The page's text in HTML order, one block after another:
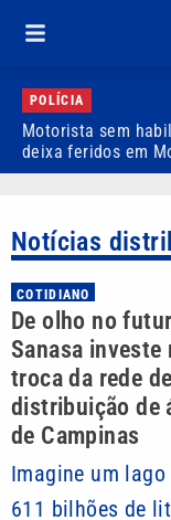
POLÍCIA
Motorista sem
deixa feridos em
Notícias
COTIDIANO
De olho no
Sanasa investe
troca da rede de
distribuição de
de Campinas
Imagine um lago
611 bilhões de